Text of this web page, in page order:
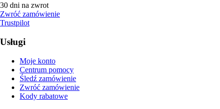
30 dni na zwrot
Zwróć zamówienie
Trustpilot
Usługi
Moje konto
Centrum pomocy
Śledź zamówienie
Zwróć zamówienie
Kody rabatowe